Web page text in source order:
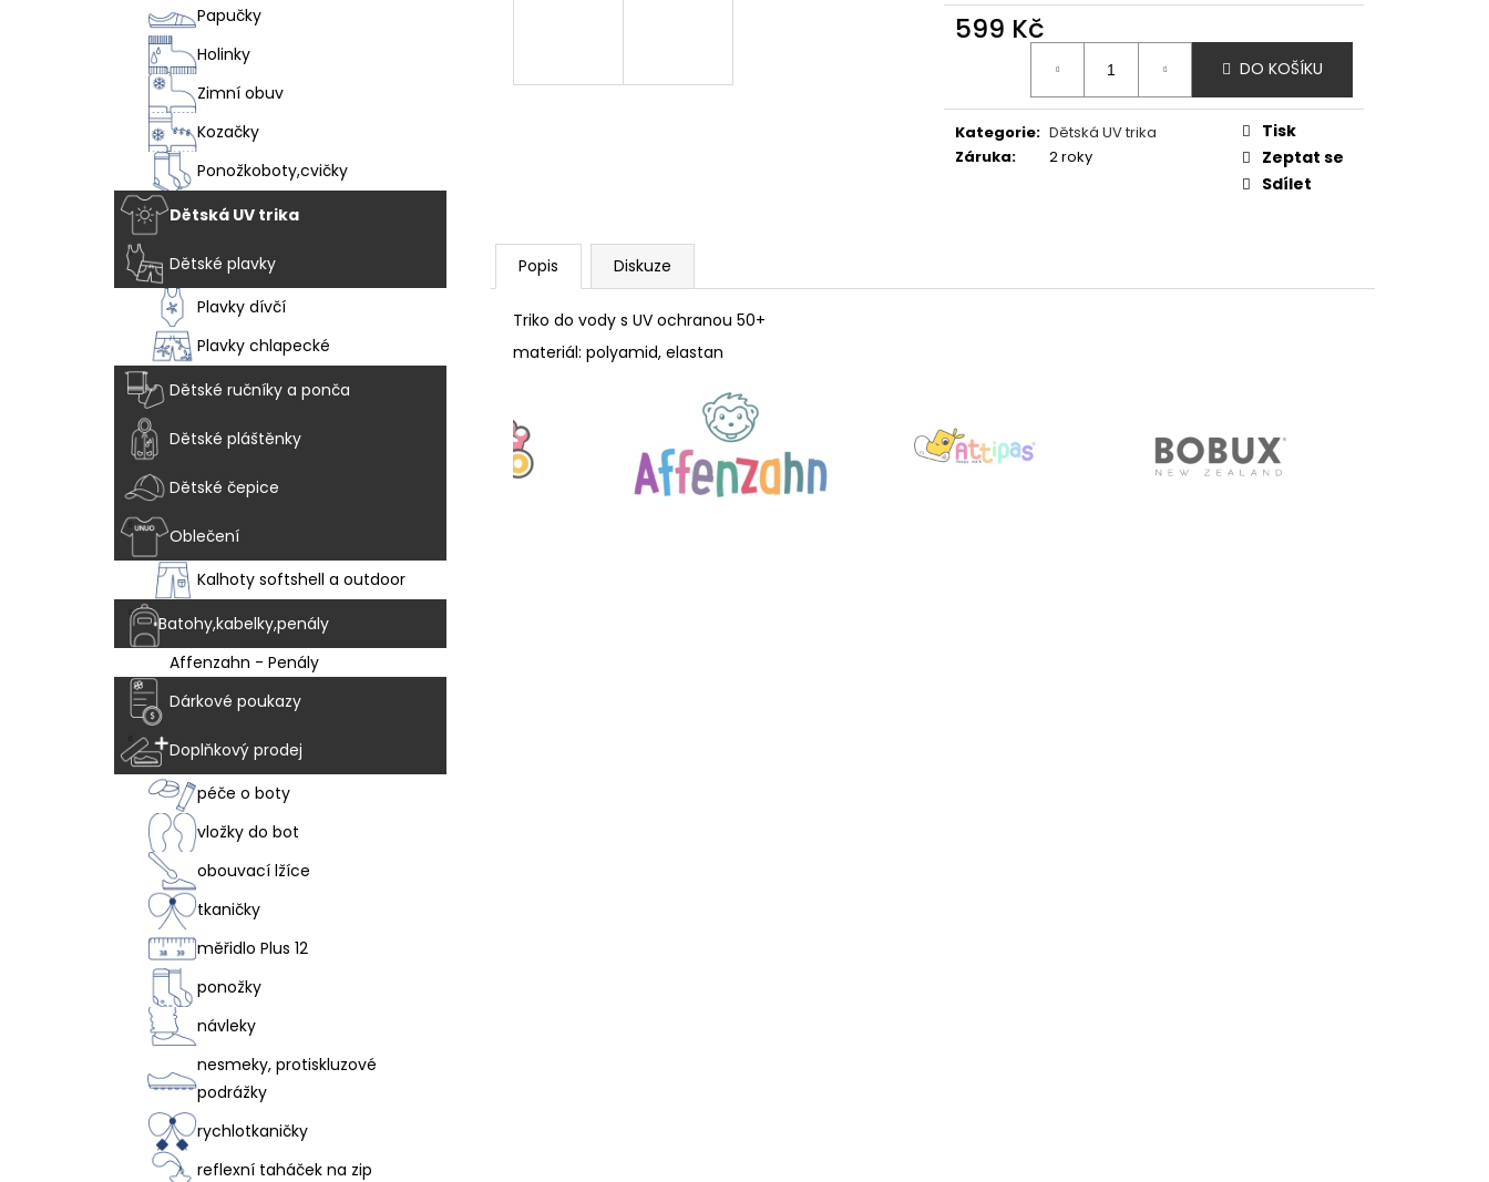
Papučky
Holinky
Zimní obuv
Kozačky
Ponožkoboty,cvičky
Dětská UV trika
Dětské plavky
Plavky dívčí
Plavky chlapecké
Dětské ručníky a ponča
Dětské pláštěnky
Dětské čepice
Oblečení
Kalhoty softshell a outdoor
Batohy,kabelky,penály
Affenzahn - Penály
Dárkové poukazy
Doplňkový prodej
péče o boty
vložky do bot
obouvací lžíce
tkaničky
měřidlo Plus 12
ponožky
návleky
nesmeky, protiskluzové
podrážky
rychlotkaničky
reflexní taháček na zip
599 Kč
DO KOŠÍKU
Kategorie: Dětská UV trika
Záruka: 2 roky
Tisk
Zeptat se
Sdílet
Popis Diskuze
Triko do vody s UV ochranou 50+
materiál: polyamid, elastan
1 915 Kč